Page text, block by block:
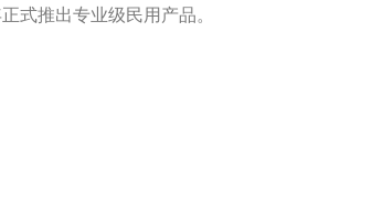
式推出专业级民用产品。